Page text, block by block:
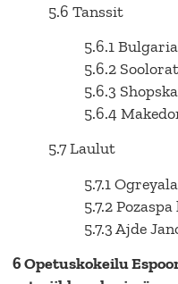
5.6 Tanssit
5.6.1
5.6.2
5.6.3
5.6.4
5.7 Laulut
5.7.1
5.7.2
5.7.3 Ajde
6 Opetuskokeilu